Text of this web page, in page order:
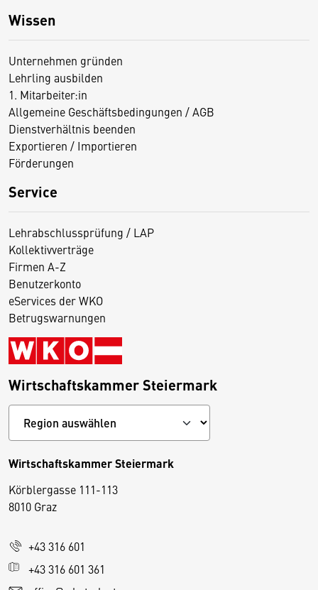
Wissen
Unternehmen gründen
Lehrling ausbilden
1. Mitarbeiter:in
Allgemeine Geschäftsbedingungen / AGB
Dienstverhältnis beenden
Exportieren / Importieren
Förderungen
Service
Lehrabschlussprüfung / LAP
Kollektivverträge
Firmen A-Z
Benutzerkonto
eServices der WKO
Betrugswarnungen
Wirtschaftskammer Steiermark
Wirtschaftskammer Steiermark
Körblergasse 111-113
8010 Graz
+43 316 601
+43 316 601 361
D
i
s
e